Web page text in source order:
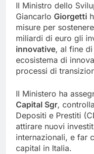
Il Ministro dello
Giancarlo Giorgetti
misure per
miliardi di euro gli
innovative, al fine
ecosistema di
processi di
Il Ministero ha
Capital Sgr,
Depositi e Prestiti
attirare nuovi
internazionali, e far
capital in Italia.